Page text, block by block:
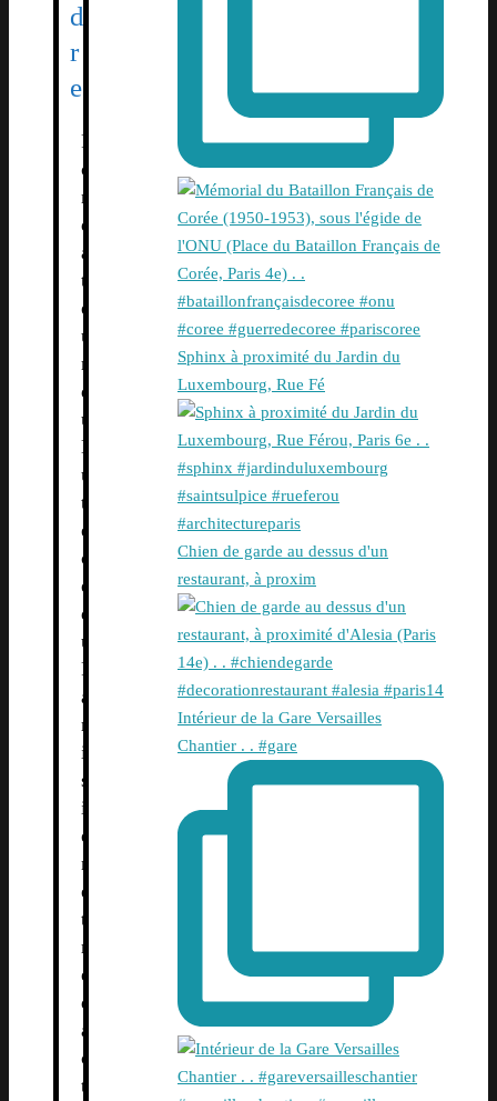
d
r
e
F
o
n
d
a
t
e
u
r
d
u
L
u
t
è
c
e
d
u
P
a
r
i
s
i
e
n
e
t
r
é
d
a
c
t
Sphinx à proximité du Jardin du
Luxembourg, Rue Fé
Chien de garde au dessus d'un
restaurant, à proxim
Intérieur de la Gare Versailles
Chantier . . #gare